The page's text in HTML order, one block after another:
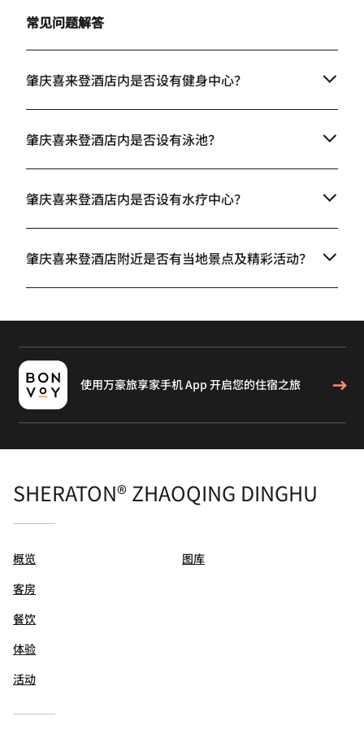
常见问题解答
肇庆喜来登酒店内是否设有健身中心？
肇庆喜来登酒店内是否设有泳池？
肇庆喜来登酒店内是否设有水疗中心？
肇庆喜来登酒店附近是否有当地景点及精彩活动？
使用万豪旅享家手机 App 开启您的住宿之旅
SHERATON® ZHAOQING DINGHU
概览
客房
餐饮
体验
活动
图库